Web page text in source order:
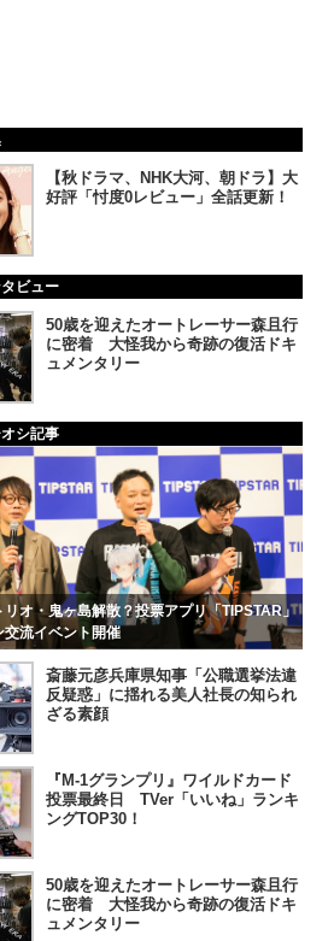
【秋ドラマ、NHK大河、朝ドラ】大
好評「忖度0レビュー」全話更新！
ビュー
50歳を迎えたオートレーサー森且行
に密着 大怪我から奇跡の復活ドキ
ュメンタリー
シ記事
リオ・鬼ヶ島解散？投票アプリ「TIPSTAR」
交流イベント開催
斎藤元彦兵庫県知事「公職選挙法違
反疑惑」に揺れる美人社長の知られ
ざる素顔
『M-1グランプリ』ワイルドカード
投票最終日 TVer「いいね」ランキ
ングTOP30！
50歳を迎えたオートレーサー森且行
に密着 大怪我から奇跡の復活ドキ
ュメンタリー